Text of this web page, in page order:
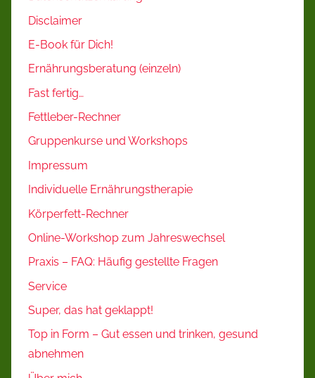
Disclaimer
E-Book für Dich!
Ernährungsberatung (einzeln)
Fast fertig…
Fettleber-Rechner
Gruppenkurse und Workshops
Impressum
Individuelle Ernährungstherapie
Körperfett-Rechner
Online-Workshop zum Jahreswechsel
Praxis – FAQ: Häufig gestellte Fragen
Service
Super, das hat geklappt!
Top in Form – Gut essen und trinken, gesund
abnehmen